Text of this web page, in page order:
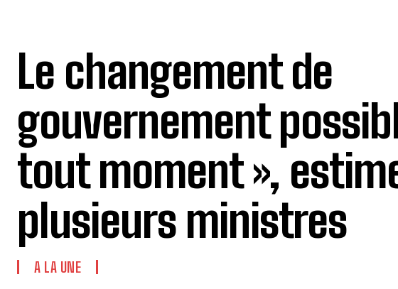
Le changement de
gouvernement
tout moment »,
plusieurs ministres
A LA UNE